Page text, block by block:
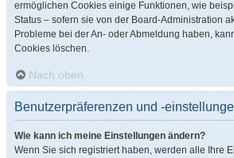
ermöglichen Cookies einige Funktionen, wie
Status – sofern sie von der Board-Administration
Probleme bei der An- oder Abmeldung haben,
Cookies löschen.
Nach oben
Benutzerpräferenzen und -
Wie kann ich meine Einstellungen ändern?
Wenn Sie sich registriert haben, werden alle Ihre